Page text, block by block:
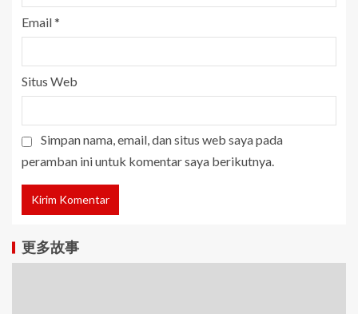
Email*
Situs Web
Simpan nama, email, dan situs web saya pada
peramban ini untuk komentar saya berikutnya.
更多故事